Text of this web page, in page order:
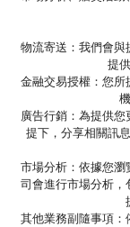
物流寄送：我們會與
提
金融交易授權：您所
廣告行銷：為提供
提下，分享相關訊
市場分析：依據您瀏
司會進行市場分析，
其他業務副隨事項：